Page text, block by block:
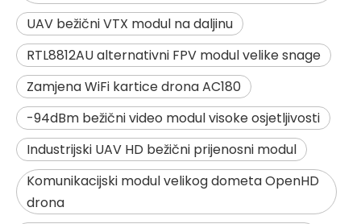
UAV bežični VTX modul na daljinu
RTL8812AU alternativni FPV modul velike snage
Zamjena WiFi kartice drona AC180
-94dBm bežični video modul visoke osjetljivosti
Industrijski UAV HD bežični prijenosni modul
Komunikacijski modul velikog dometa OpenHD
drona